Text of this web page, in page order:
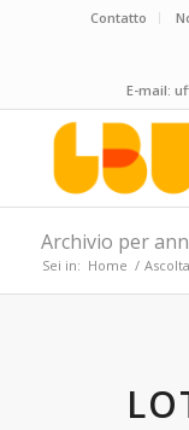
Contatto
E-mail:
Archivio per
Sei in: Home /